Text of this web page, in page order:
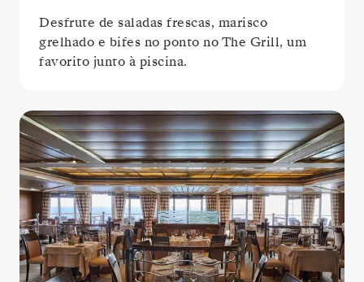
Desfrute de saladas frescas, marisco
grelhado e bifes no ponto no The Grill, um
favorito junto à piscina.